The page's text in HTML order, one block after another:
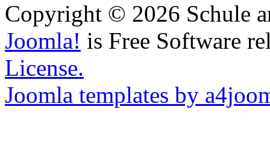
Copyright © 2026 Schule
Joomla! is Free Software
License.
Joomla templates by